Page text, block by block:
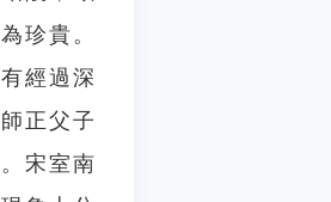
珍貴。
經過深
正父子
宋室南